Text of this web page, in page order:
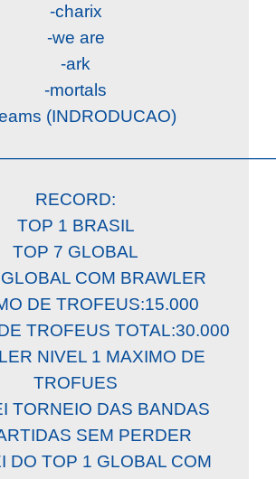
-charix
-we are
-ark
-mortals
(INDRODUCAO)
RECORD:
TOP 1 BRASIL
TOP 7 GLOBAL
COM BRAWLER
DE TROFEUS:15.000
TROFEUS TOTAL:30.000
NIVEL 1 MAXIMO DE
TROFUES
TORNEIO DAS BANDAS
SEM PERDER
DO TOP 1 GLOBAL COM